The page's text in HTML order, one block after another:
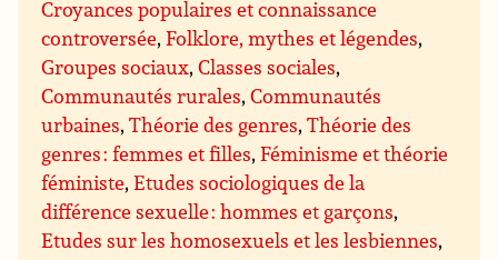
Croyances populaires et connaissance
controversée,Folklore, mythes et légendes,
Groupes sociaux,Classes sociales,
Communautés rurales,Communautés
urbaines,Théorie des genres,Théorie des
genres : femmes et filles,Féminisme et théorie
féministe,Etudes sociologiques de la
différence sexuelle : hommes et garçons,
Etudes sur les homosexuels et les lesbiennes,